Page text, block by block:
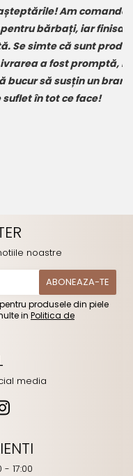
Am comandat o
bărbați, iar finisajele
simte că sunt produse
a fost promptă, iar
să susțin un brand
în tot ce face!
noastre
produsele din piele
in Politica de
media
17:00